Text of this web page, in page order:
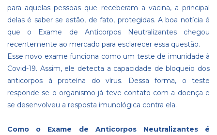
para aquelas pessoas que receberam a vacina, a principal
delas é saber se estão, de fato, protegidas. A boa notícia é
que o Exame de Anticorpos Neutralizantes chegou
recentemente ao mercado para esclarecer essa questão.
Esse novo exame funciona como um teste de imunidade à
Covid-19. Assim, ele detecta a capacidade de bloqueio dos
anticorpos à proteína do vírus. Dessa forma, o teste
responde se o organismo já teve contato com a doença e
se desenvolveu a resposta imunológica contra ela.
Como o Exame de Anticorpos Neutralizantes é